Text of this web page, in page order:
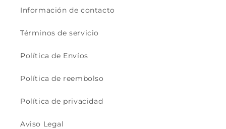
Información de contacto
Términos de servicio
Política de Envíos
Política de reembolso
Política de privacidad
Aviso Legal